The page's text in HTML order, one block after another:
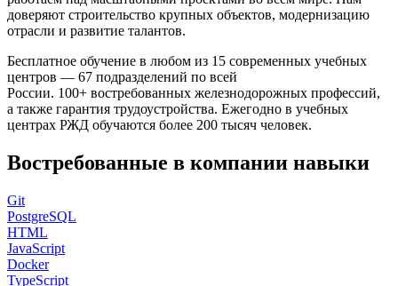
доверяют строительство крупных объектов, модернизацию
отрасли и развитие талантов.
Бесплатное обучение в любом из 15 современных учебных
центров — 67 подразделений по всей
России. 100+ востребованных железнодорожных профессий,
а также гарантия трудоустройства. Ежегодно в учебных
центрах РЖД обучаются более 200 тысяч человек.
Востребованные в компании навыки
Git
PostgreSQL
HTML
JavaScript
Docker
TypeScript